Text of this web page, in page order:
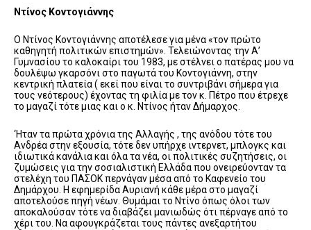
Ντίνος Κοντογιάννης
Ο Ντίνος Κοντογιάννης αποτέλεσε για μένα «τον πρώτο
καθηγητή πολιτικών επιστημών». Τελειώνοντας την Α’
Γυμνασίου το καλοκαίρι του 1983, με στέλνει ο πατέρας μου να
δουλέψω γκαρσόνι στο παγωτά του Κοντογιάννη, στην
κεντρική πλατεία ( εκεί που είναι το συντριβάνι σήμερα για
τους νεότερους) έχοντας τη φιλία με τον κ. Πέτρο που έτρεχε
το μαγαζί τότε μιας και ο κ. Ντίνος ήταν Δήμαρχος.
‘Ηταν τα πρώτα χρόνια της Αλλαγής , της ανόδου τότε του
Ανδρέα στην εξουσία, τότε δεν υπήρχε ιντερνετ, μπλογκς και
ιδιωτικά κανάλια και όλα τα νέα, οι πολιτικές συζητήσεις, οι
ζυμώσεις για την σοσιαλιστική Ελλάδα που ονειρεύονταν τα
στελέχη του ΠΑΣΟΚ περνάγαν μέσα από το Καφενείο του
Δημάρχου. Η εφημερίδα Αυριανή κάθε μέρα στο μαγαζί
αποτελούσε πηγή νέων. Θυμάμαι το Ντίνο όπως όλοι των
αποκαλούσαν τότε να διαβάζει μανιωδώς ότι πέρναγε από το
χέρι του. Να αφουγκράζεται τους πάντες ανεξαρτήτου